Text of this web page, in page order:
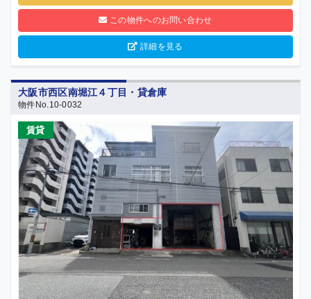
この物件へのお問い合わせ
詳細を見る
大阪市西区南堀江４丁目・貸倉庫
物件No.10-0032
賃貸